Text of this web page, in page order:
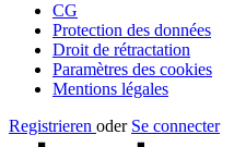
CG
Protection des données
Droit de rétractation
Paramètres des cookies
Mentions légales
Registrieren oder Se connecter